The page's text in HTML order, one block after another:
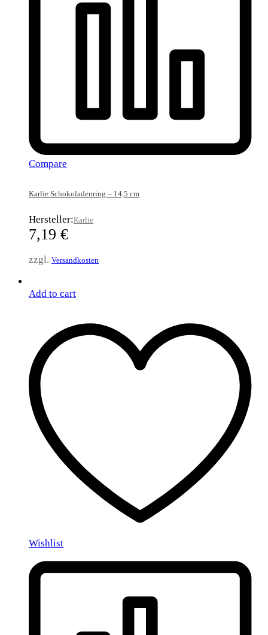
Compare
Karlie Schokoladenring – 14,5 cm
Hersteller:Karlie
7,19 €
zzgl. Versandkosten
Add to cart
Wishlist